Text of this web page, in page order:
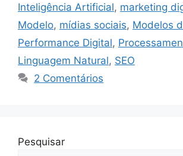
Inteligência Artificial, marketing
Modelo, mídias sociais, Modelos
Performance Digital,
Linguagem Natural, SEO
2 Comentários
Pesquisar